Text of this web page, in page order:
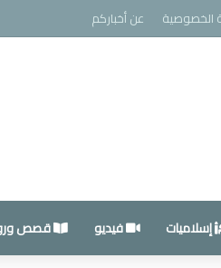
الخصوصية عن أخباركم
إسلاميات فيديو قصص